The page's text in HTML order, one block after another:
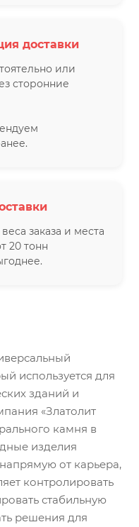
доставки
или
сторонние
заказа и места
20 тонн
используется для
зданий и
«Златолит
камня в
изделия
от карьера,
контролировать
стабильную
решения для